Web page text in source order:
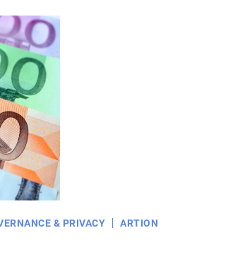
& PRIVACY ARTION